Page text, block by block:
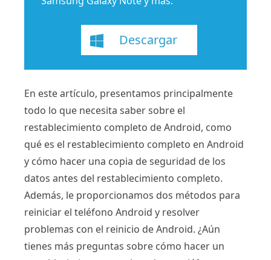
Descargar
En este artículo, presentamos principalmente
todo lo que necesita saber sobre el
restablecimiento completo de Android, como
qué es el restablecimiento completo en Android
y cómo hacer una copia de seguridad de los
datos antes del restablecimiento completo.
Además, le proporcionamos dos métodos para
reiniciar el teléfono Android y resolver
problemas con el reinicio de Android. ¿Aún
tienes más preguntas sobre cómo hacer un